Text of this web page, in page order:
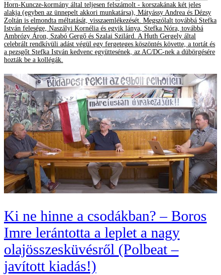
Horn-Kuncze-kormány által teljesen felszámolt - korszakának két jeles
alakja (egyben az ünnepelt akkori munkatársa), Mátyássy Andrea és Dézsy
Zoltán is elmondta méltatását, visszaemlékezését. Megszólalt továbbá Stefka
István felesége, Naszályi Kornélia és egyik lánya, Stefka Nóra, továbbá
Ambrózy Áron, Szabó Gergő és Szalai Szilárd. A Huth Gergely által
celebrált rendkívüli adást végül egy fergeteges köszöntés követte, a tortát és
a pezsgőt Stefka István kedvenc együttesének, az AC/DC-nek a dübörgésére
hozták be a kollégák.
Ki ne hinne a csodákban? – Boros
Imre lerántotta a leplet a nagy
olajösszesküvésről (Polbeat –
javított kiadás!)